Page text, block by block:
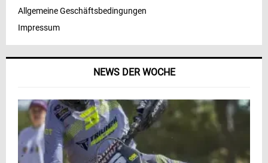
NEWS DER WOCHE
Allgemeine Geschäftsbedingungen
Impressum